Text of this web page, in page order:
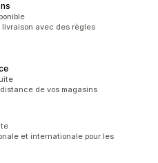
avec des règles
de vos magasins
et internationale pour les